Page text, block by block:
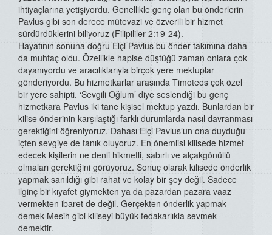
ihtiyaçlarına yetişiyordu. Genellikle genç olan bu önderlerin
Pavlus gibi son derece mütevazi ve özverili bir hizmet
sürdürdüklerini biliyoruz (Filipililer 2:19-24).
Hayatının sonuna doğru Elçi Pavlus bu önder takımına daha
da muhtaç oldu. Özellikle hapise düştüğü zaman onlara çok
dayanıyordu ve aracılıklarıyla birçok yere mektuplar
gönderiyordu. Bu hizmetkarlar arasında Timoteos çok özel
bir yere sahipti. ‘Sevgili Oğlum’ diye seslendiği bu genç
hizmetkara Pavlus iki tane kişisel mektup yazdı. Bunlardan bir
kilise önderinin karşılaştığı farklı durumlarda nasıl davranması
gerektiğini öğreniyoruz. Dahası Elçi Pavlus’un ona duyduğu
içten sevgiye de tanık oluyoruz. En önemlisi kilisede hizmet
edecek kişilerin ne denli hikmetli, sabırlı ve alçakgönüllü
olmaları gerektiğini görüyoruz. Sonuç olarak kilisede önderlik
yapmak sanıldığı gibi rahat ve kolay bir şey değil. Sadece
ilginç bir kıyafet giymekten ya da pazardan pazara vaaz
vermekten ibaret de değil. Gerçekten önderlik yapmak
demek Mesih gibi kiliseyi büyük fedakarlıkla sevmek
demektir.